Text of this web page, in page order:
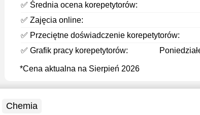
✅ Średnia ocena korepetytorów:
✅ Zajęcia online:
✅ Przeciętne doświadczenie korepetytorów:
✅ Grafik pracy korepetytorów:
*Cena aktualna na Sierpień 2026
Chemia